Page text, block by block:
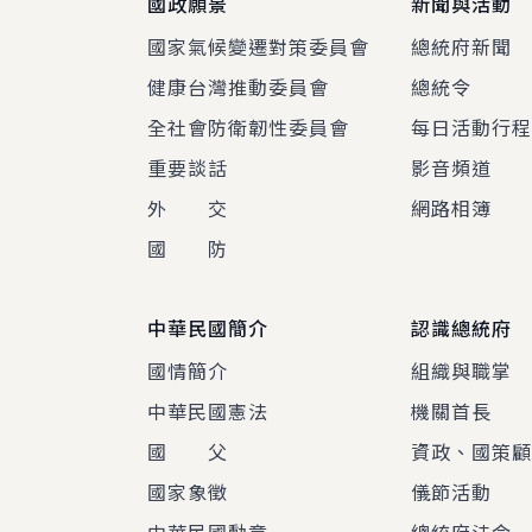
國家氣候變遷對策委員會
健康台灣推動委員會
全社會防衛韌性委員會
重要談話
外 交
國 防
總統府新聞
總統令
每日活動行程
影音頻道
網路相簿
中華民國簡介
國情簡介
中華民國憲法
國 父
國家象徵
認識總統府
組織與職掌
機關首長
資政、國策
儀節活動